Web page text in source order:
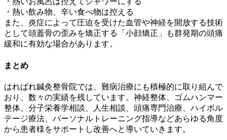
・熱い飲み物、辛い食べ物は控える
また、炎症によって圧迫を受けた血管や神経を開放する技術
として頭蓋骨の歪みを矯正する「小顔矯正」も群発期の頭痛
緩和に有効な場合があります。
まとめ
はればれ鍼灸整骨院では、難病治療にも積極的に取り組んで
おり、数々の実績を残しています。神経整体、ゴムハンマー
整体、分子栄養学相談、人生相談、頭痛専門治療、ハイボル
テージ療法、パーソナルトレーニング指導などあらゆる角度
から患者様をサポートし改善へと導いていきます。